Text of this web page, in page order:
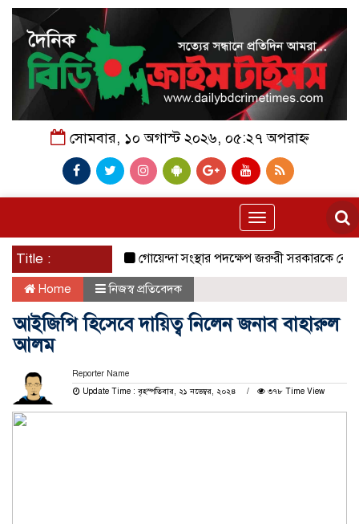
সোমবার, ১০ অগাস্ট ২০২৬, ০৫:২৭ অপরাহ্ন
Toggle
navigation
Title : গোয়েন্দা সংস্থার পদক্ষেপ জরুরী সরকারকে বেকায়দায়
Home নিজস্ব প্রতিবেদক
আইজিপি হিসেবে দায়িত্ব নিলেন জনাব বাহারুল
আলম
Reporter Name
Update Time : বৃহস্পতিবার, ২১ নভেম্বর, ২০২৪
৩৭৮ Time View